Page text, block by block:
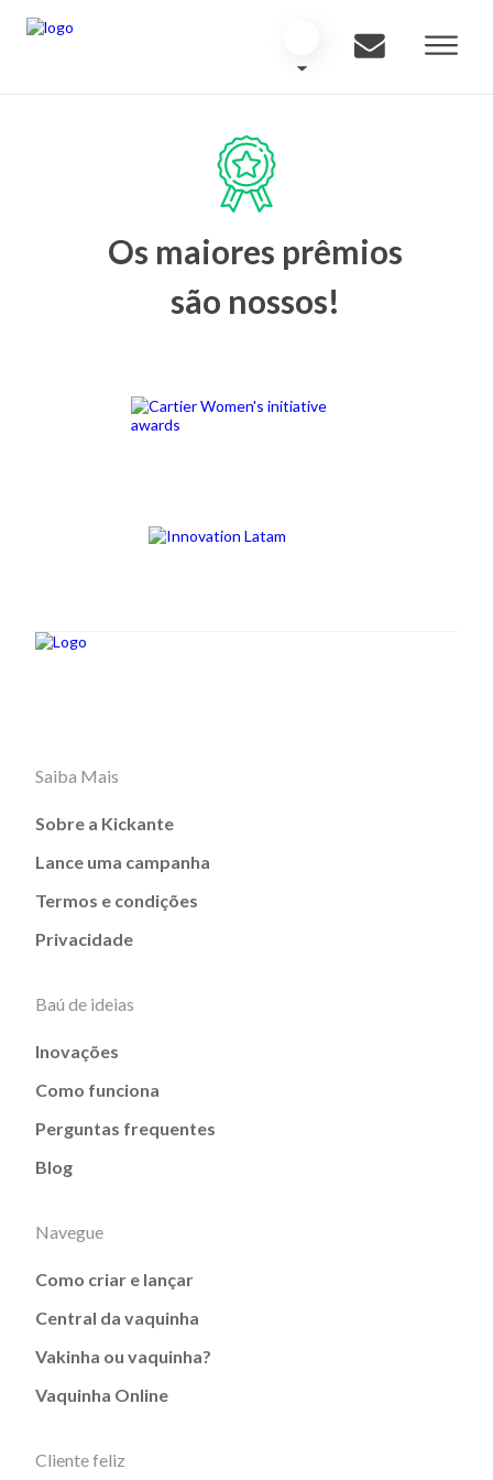
Os maiores prêmios
são nossos!
Saiba Mais
Sobre a Kickante
Lance uma campanha
Termos e condições
Privacidade
Baú de ideias
Inovações
Como funciona
Perguntas frequentes
Blog
Navegue
Como criar e lançar
Central da vaquinha
Vakinha ou vaquinha?
Vaquinha Online
Cliente feliz